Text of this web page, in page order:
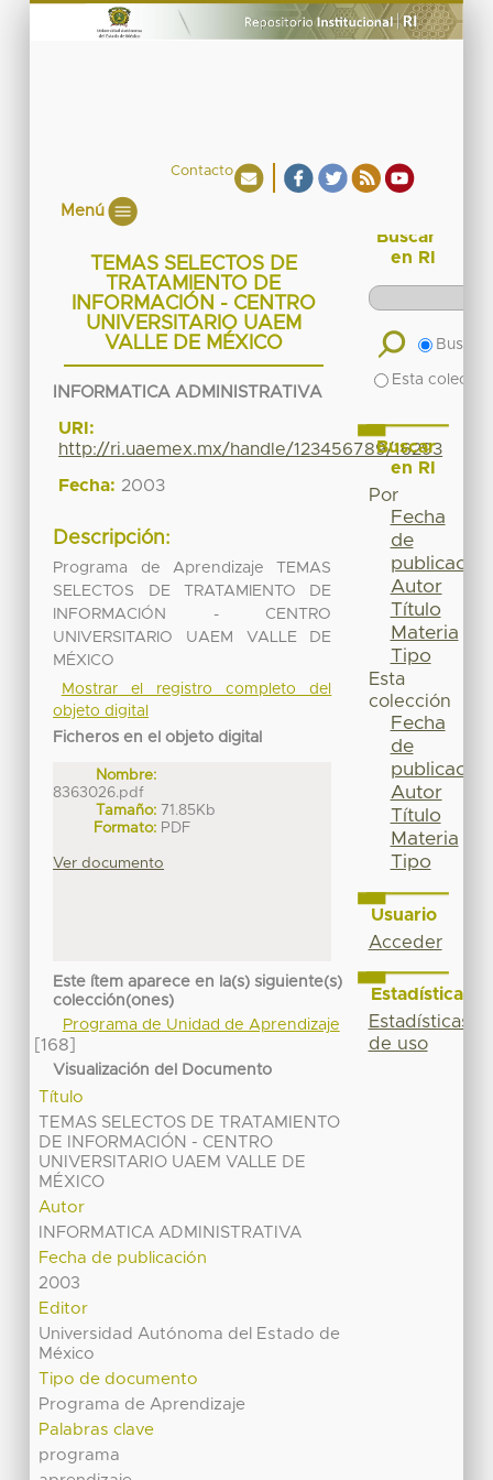
Contacto
Menú
TEMAS SELECTOS DE
TRATAMIENTO DE
INFORMACIÓN - CENTRO
UNIVERSITARIO UAEM
VALLE DE MÉXICO
INFORMATICA ADMINISTRATIVA
URI:
http://ri.uaemex.mx/handle/123456789/16293
Fecha: 2003
Descripción:
Programa de Aprendizaje TEMAS
SELECTOS DE TRATAMIENTO DE
INFORMACIÓN - CENTRO
UNIVERSITARIO UAEM VALLE DE
MÉXICO
Mostrar el registro completo del
objeto digital
Ficheros en el objeto digital
Nombre:
8363026.pdf
Tamaño: 71.85Kb
Formato: PDF
Ver documento
Este ítem aparece en la(s) siguiente(s)
colección(ones)
Programa de Unidad de Aprendizaje
[168]
Visualización del Documento
Título
TEMAS SELECTOS DE TRATAMIENTO
DE INFORMACIÓN - CENTRO
UNIVERSITARIO UAEM VALLE DE
MÉXICO
Autor
INFORMATICA ADMINISTRATIVA
Fecha de publicación
2003
Editor
Universidad Autónoma del Estado de
México
Tipo de documento
Programa de Aprendizaje
Palabras clave
programa
Buscar
en RI
Buscar
Esta
Buscar
en RI
Por
Fecha
de
publicación
Autor
Título
Materia
Tipo
Esta
colección
Fecha
de
publicación
Autor
Título
Materia
Tipo
Usuario
Acceder
Estadísticas
Estadísticas
de uso